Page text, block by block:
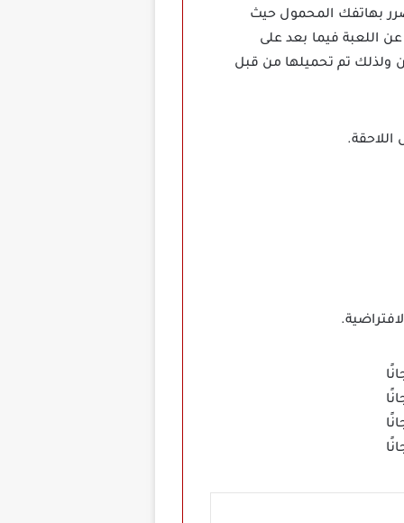
بهاتفك المحمول حيث
اللعبة فيما بعد على
ولذلك تم تحميلها من قبل
اللاحقة.